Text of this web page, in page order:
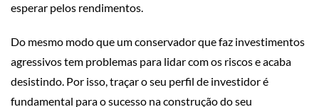
esperar pelos rendimentos.
Do mesmo modo que um conservador que faz investimentos
agressivos tem problemas para lidar com os riscos e acaba
desistindo. Por isso, traçar o seu perfil de investidor é
fundamental para o sucesso na construção do seu